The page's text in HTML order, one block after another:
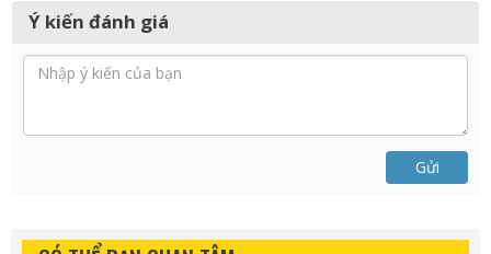
Ý kiến đánh giá
Gửi